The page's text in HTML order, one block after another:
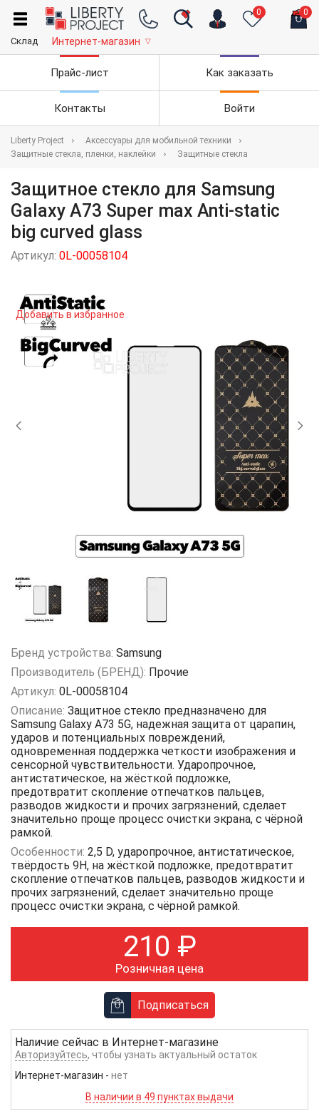
0 0
Склад Интернет-магазин ▽
Прайс-лист Как заказать
Контакты Войти
Liberty Project
Аксессуары для мобильной техники
Защитные стекла, пленки, наклейки
Защитные стекла
Защитное стекло для Samsung
Galaxy A73 Super max Anti-static
big curved glass
Артикул: 0L-00058104
Добавить в избранное
Бренд устройства: Samsung
Производитель (БРЕНД): Прочие
Артикул: 0L-00058104
Описание: Защитное стекло предназначено для
Samsung Galaxy A73 5G, надежная защита от царапин,
ударов и потенциальных повреждений,
одновременная поддержка четкости изображения и
сенсорной чувствительности. Ударопрочное,
антистатическое, на жёсткой подложке,
предотвратит скопление отпечатков пальцев,
разводов жидкости и прочих загрязнений, сделает
значительно проще процесс очистки экрана, с чёрной
рамкой.
Особенности: 2,5 D, ударопрочное, антистатическое,
твёрдость 9Н, на жёсткой подложке, предотвратит
скопление отпечатков пальцев, разводов жидкости и
прочих загрязнений, сделает значительно проще
процесс очистки экрана, с чёрной рамкой.
210 ₽
Розничная цена
Подписаться
Наличие сейчас в Интернет-магазине
Авторизуйтесь, чтобы узнать актуальный остаток
Интернет-магазин - нет
В наличии в 49 пунктах выдачи